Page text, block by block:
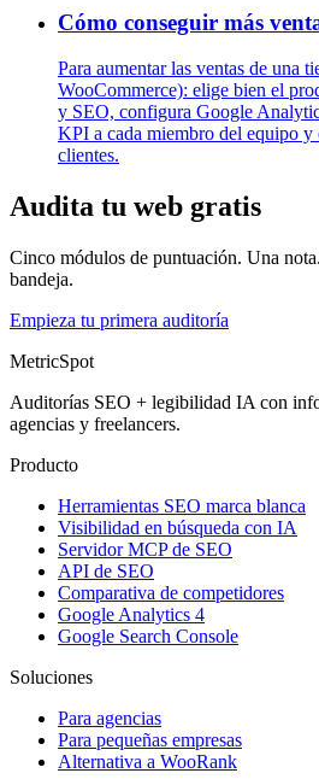
Cómo conseguir más
Para aumentar las ventas de una
WooCommerce): elige bien el
y SEO, configura Google
KPI a cada miembro del equipo y
clientes.
Audita tu web gratis
Cinco módulos de puntuación. Una
bandeja.
Empieza tu primera auditoría
MetricSpot
Auditorías SEO + legibilidad IA con
agencias y freelancers.
Producto
Herramientas SEO marca blanca
Visibilidad en búsqueda con IA
Servidor MCP de SEO
API de SEO
Comparativa de competidores
Google Analytics 4
Google Search Console
Soluciones
Para agencias
Para pequeñas empresas
Alternativa a WooRank